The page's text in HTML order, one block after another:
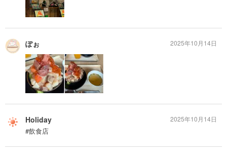
ぽぉ 2025年10月14日
Holiday
#飲食店
2025年10月14日